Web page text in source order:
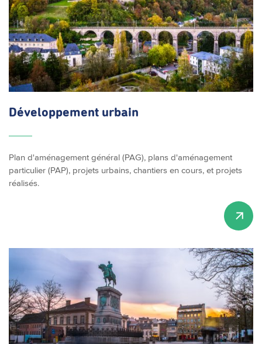
Développement urbain
Plan d'aménagement général (PAG), plans d'aménagement
particulier (PAP), projets urbains, chantiers en cours, et projets
réalisés.